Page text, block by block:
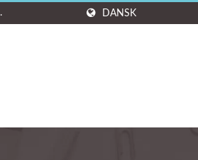
DANSK